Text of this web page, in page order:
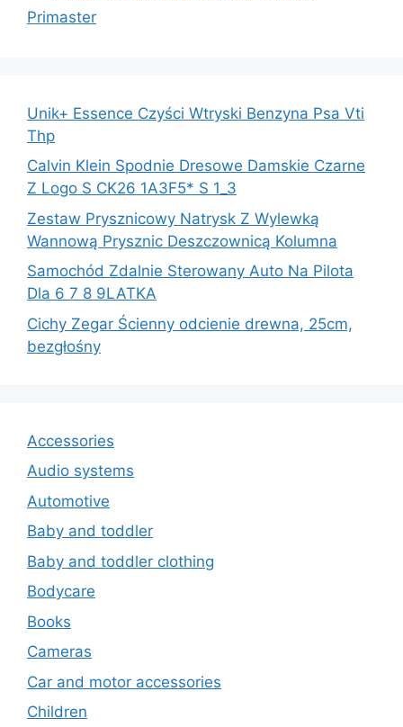
Primaster
Unik+ Essence Czyści Wtryski Benzyna Psa Vti
Thp
Calvin Klein Spodnie Dresowe Damskie Czarne
Z Logo S CK26 1A3F5* S 1_3
Zestaw Prysznicowy Natrysk Z Wylewką
Wannową Prysznic Deszczownicą Kolumna
Samochód Zdalnie Sterowany Auto Na Pilota
Dla 6 7 8 9LATKA
Cichy Zegar Ścienny odcienie drewna, 25cm,
bezgłośny
Accessories
Audio systems
Automotive
Baby and toddler
Baby and toddler clothing
Bodycare
Books
Cameras
Car and motor accessories
Children